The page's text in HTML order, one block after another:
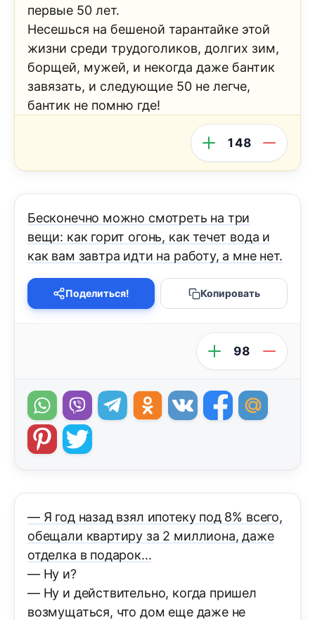
первые 50 лет.
Несешься на бешеной тарантайке этой
жизни среди трудоголиков, долгих зим,
борщей, мужей, и некогда даже бантик
завязать, и следующие 50 не легче,
бантик не помню где!
148
Бесконечно можно смотреть на три
вещи: как горит огонь, как течет вода и
как вам завтра идти на работу, а мне нет.
Поделиться! Копировать
98
— Я год назад взял ипотеку под 8% всего,
обещали квартиру за 2 миллиона, даже
отделка в подарок...
— Ну и?
— Ну и действительно, когда пришел
возмущаться, что дом еще даже не